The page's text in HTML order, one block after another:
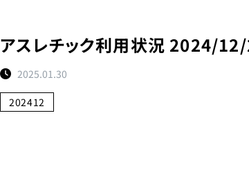
アスレチック利用状況 2024/
2025.01.30
202412